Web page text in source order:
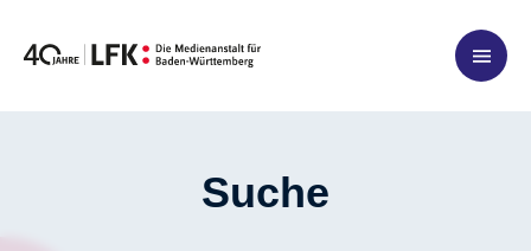
Zum Inhalt springen
Suche